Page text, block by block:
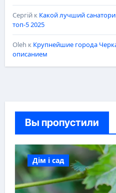
Сергійк Какой лучший
топ-5 2025
Oleh к Крупнейшие города
описанием
Вы пропустили
Дім і сад